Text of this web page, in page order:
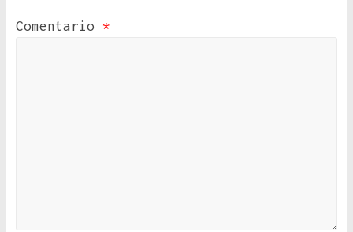
Comentario *